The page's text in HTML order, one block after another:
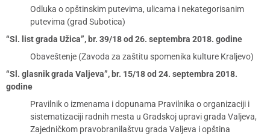
Odluka o opštinskim putevima, ulicama i nekategorisanim
putevima (grad Subotica)
“Sl. list grada Užica”, br. 39/18 od 26. septembra 2018. godine
Obaveštenje (Zavoda za zaštitu spomenika kulture Kraljevo)
“Sl. glasnik grada Valjeva”, br. 15/18 od 24. septembra 2018.
godine
Pravilnik o izmenama i dopunama Pravilnika o organizaciji i
sistematizaciji radnih mesta u Gradskoj upravi grada Valjeva,
Zajedničkom pravobranilaštvu grada Valjeva i opština